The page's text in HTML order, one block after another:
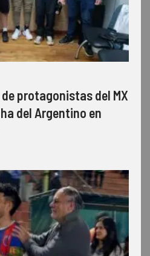
protagonistas del MX
del Argentino en